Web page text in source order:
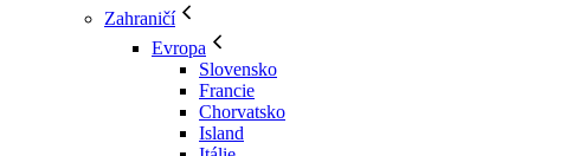
Zahraničí
Evropa
Slovensko
Francie
Chorvatsko
Island